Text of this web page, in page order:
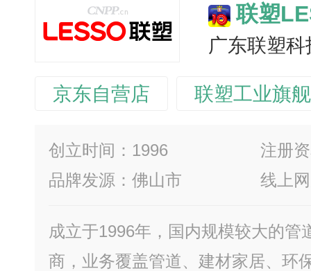
联塑
广东联塑
京东自营店 联塑工业旗
创立时间：1996
注册
品牌发源：佛山市
线上
成立于1996年，国内规模较大的管
商，业务覆盖管道、建材家居、环